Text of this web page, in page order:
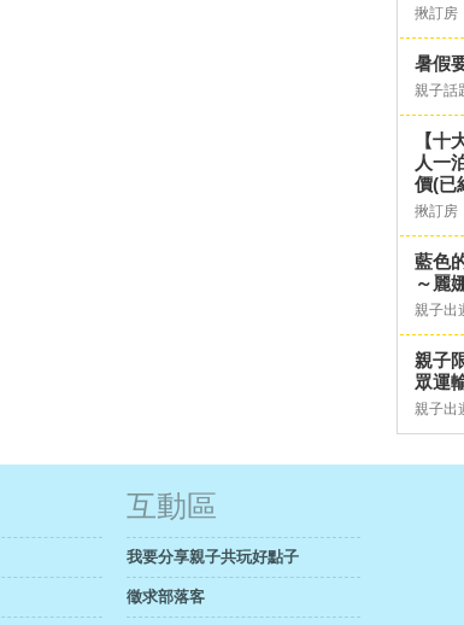
揪訂房
暑假
親子話
【十
人一
價(已
揪訂房
藍色
～麗
親子出
親子
眾運
親子出
互動區
我要分享親子共玩好點子
徵求部落客